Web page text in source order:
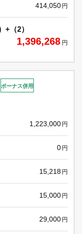
414,050 円
+（2）
1,396,268 円
ボーナス併用
1,223,000 円
0 円
15,218 円
15,000 円
29,000 円